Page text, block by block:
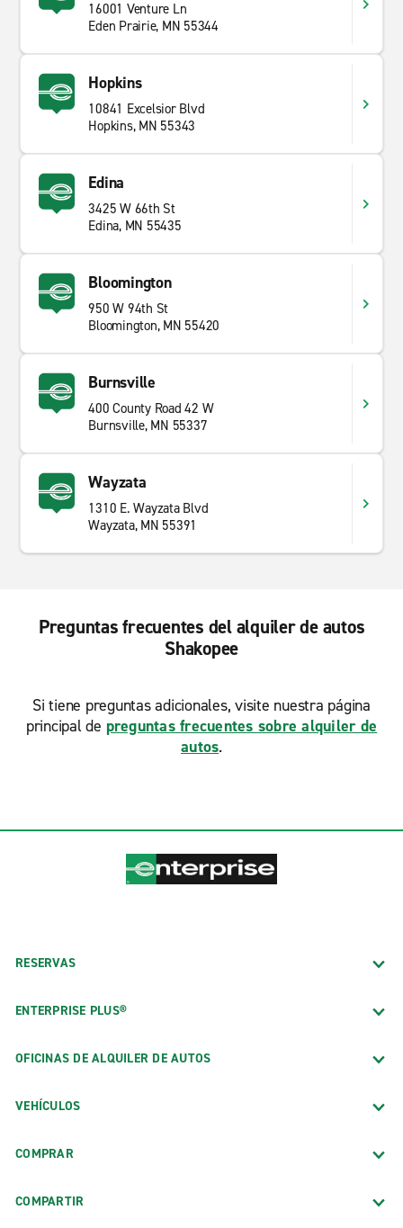
16001 Venture Ln
Eden Prairie, MN 55344
Hopkins
10841 Excelsior Blvd
Hopkins, MN 55343
Edina
3425 W 66th St
Edina, MN 55435
Bloomington
950 W 94th St
Bloomington, MN 55420
Burnsville
400 County Road 42 W
Burnsville, MN 55337
Wayzata
1310 E. Wayzata Blvd
Wayzata, MN 55391
Preguntas frecuentes del alquiler de autos
Shakopee
Si tiene preguntas adicionales, visite nuestra página
principal de preguntas frecuentes sobre alquiler de
autos.
RESERVAS
ENTERPRISE PLUS®
OFICINAS DE ALQUILER DE AUTOS
VEHÍCULOS
COMPRAR
COMPARTIR